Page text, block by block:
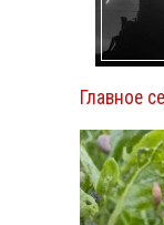
Главное